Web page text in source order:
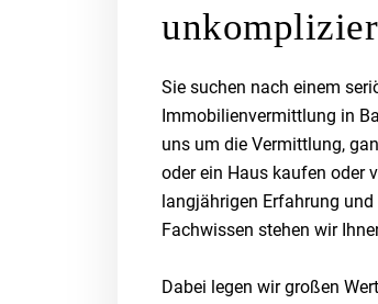
Sie suchen nach einem
Immobilienvermittlung in
uns um die Vermittlung,
oder ein Haus kaufen oder
langjährigen Erfahrung
Fachwissen stehen wir
Dabei legen wir großen